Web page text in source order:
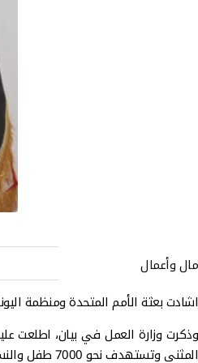
مال وأعمال
اشادت بعثة الأمم المتحدة ومنظمة
وذكرت وزارة العمل في بيان، اطلعت
المثنى وتستهدف نحو 7000 طفل والنساء الحوامل، بما يعزز جهود إصلاح شبكة الحماية الاجتماعية التي تقودها الحكومة العراقية".